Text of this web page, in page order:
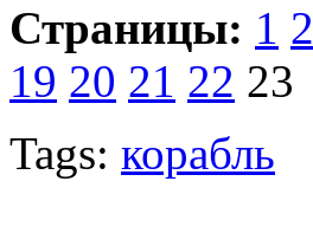
Страницы: 1 2
19 20 21 22 23
Tags: корабль